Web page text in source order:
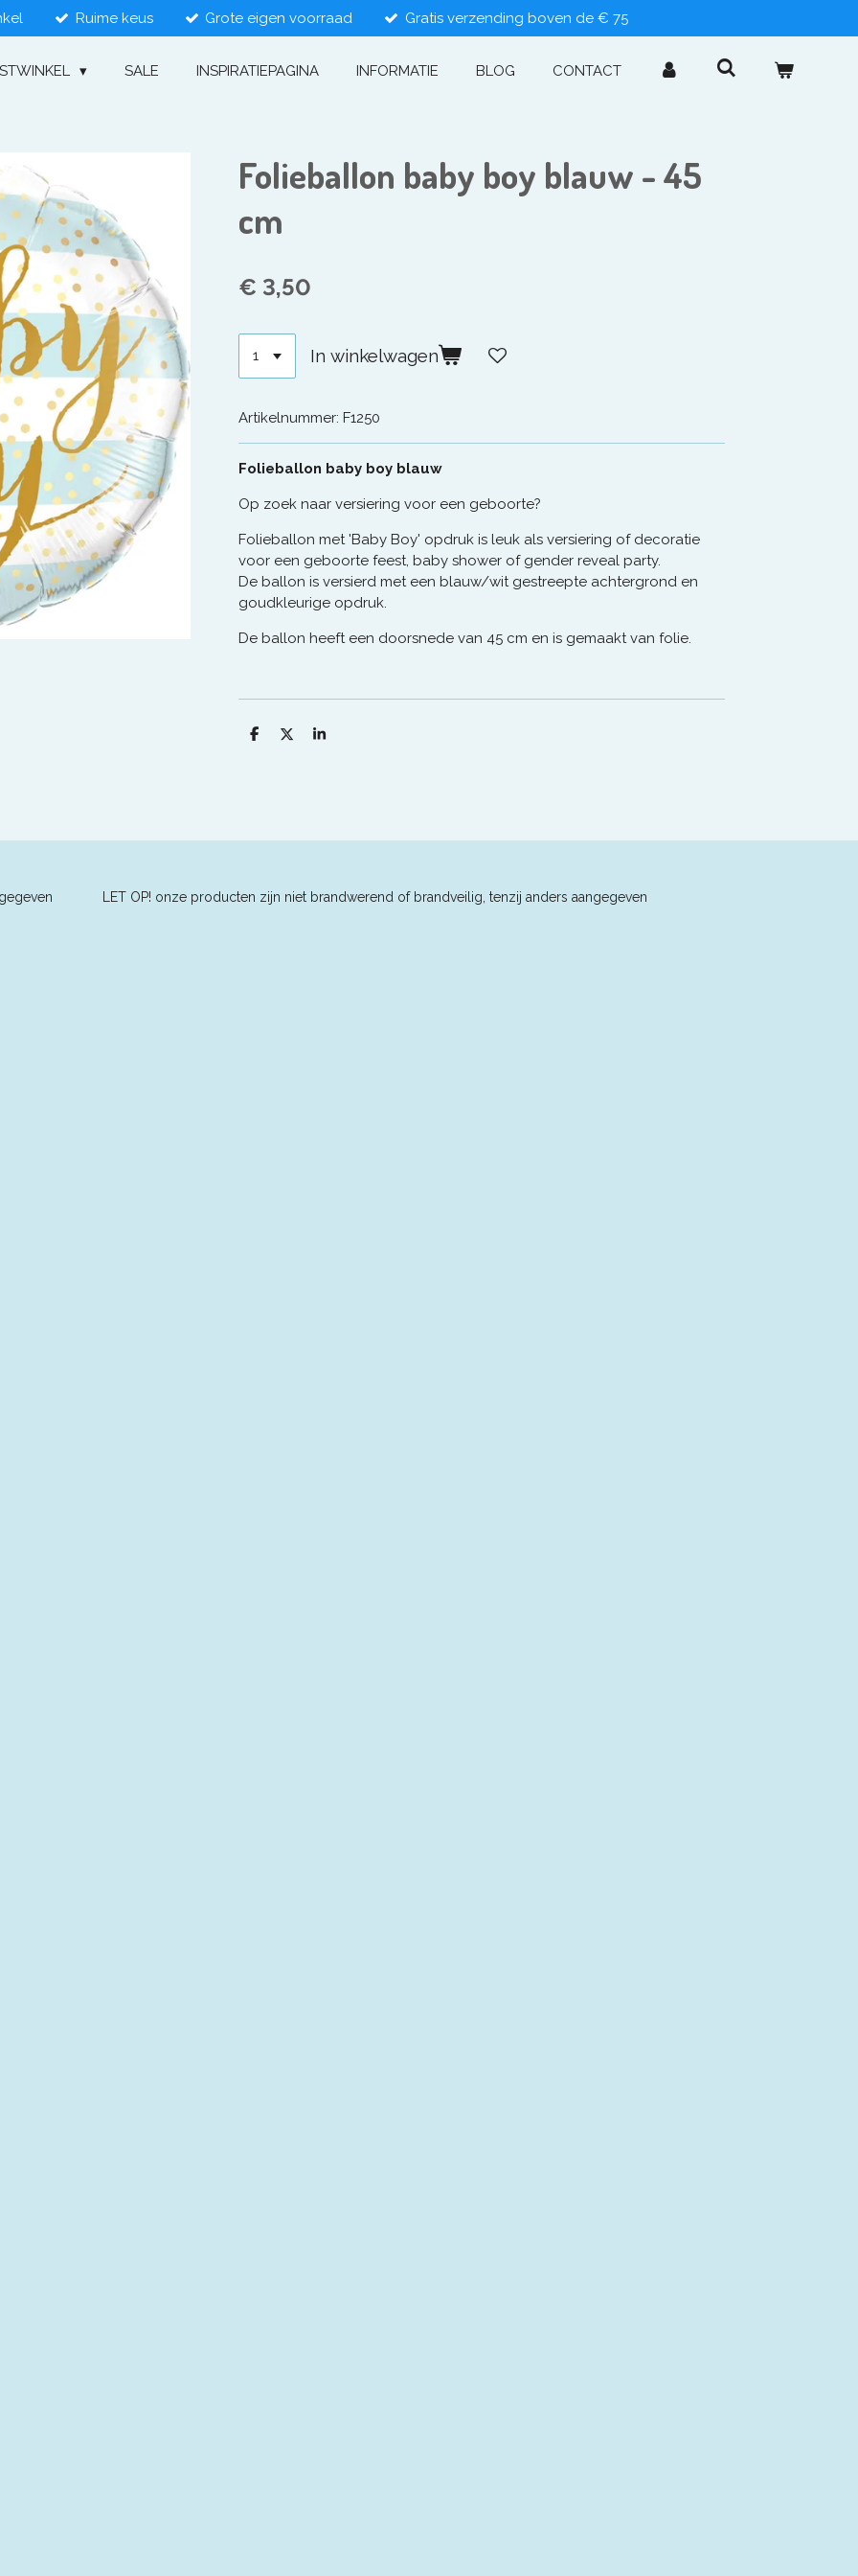
Ruime keus Grote eigen voorraad Gratis verzending boven de € 75
SALE INSPIRATIEPAGINA INFORMATIE BLOG CONTACT
Folieballon baby boy blauw - 45
cm
€ 3,50
In winkelwagen
Artikelnummer: F1250
Folieballon baby boy blauw
Op zoek naar versiering voor een geboorte?
Folieballon met 'Baby Boy' opdruk is leuk als versiering of decoratie
voor een geboorte feest, baby shower of gender reveal party.
De ballon is versierd met een blauw/wit gestreepte achtergrond en
goudkleurige opdruk.
De ballon heeft een doorsnede van 45 cm en is gemaakt van folie.
D
D
S
aangegeven LET OP! onze producten zijn niet brandwerend of brandveilig, tenzij anders aangegeven